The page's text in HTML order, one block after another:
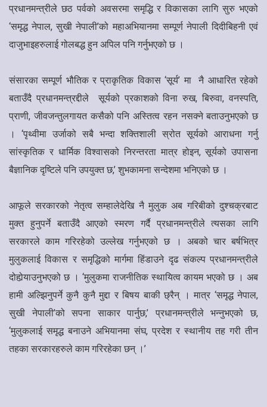
प्रधानमन्त्रीले छठ पर्वको अवसरमा समृद्धि र विकासका लागि सुरु भएको
‘समृद्ध नेपाल, सुखी नेपाली’को महाअभियानमा सम्पूर्ण नेपाली दिदीबिहनी एवं
दाजुभाइहरुलाई गोलबद्ध हुन अपिल पनि गर्नुभएको छ ।
संसारका सम्पूर्ण भौतिक र प्राकृतिक विकास ‘सूर्य’ मा नै आधारित रहेको
बताउँदै प्रधानमन्त्रद्दीले सूर्यको प्रकाशको विना रुख, बिरुवा, वनस्पति,
प्राणी, जीवजन्तुलगायत कसैको पनि अस्तित्व रहन नसक्ने बताउनुभएको छ
। ‘पृथ्वीमा उर्जाको सबै भन्दा शक्तिशाली स्रोत सूर्यको आराधना गर्नु
सांस्कृतिक र धार्मिक विश्वासको निरन्तरता मात्र होइन, सूर्यको उपासना
बैज्ञानिक दृष्टिले पनि उपयुक्त छ,’ शुभकामना सन्देशमा भनिएको छ ।
आफूले सरकारको नेतृत्व सम्हालेदेखि नै मुलुक अब गरिबीको दुश्चक्रबाट
मुक्त हुनुपर्ने बताउँदै आएको स्मरण गर्दै प्रधानमन्त्रीले त्यसका लागि
सरकारले काम गरिरहेको उल्लेख गर्नुभएको छ । अबको चार बर्षभित्र
मुलुकलाई विकास र समृद्धिको मार्गमा हिंडाउने दृढ संकल्प प्रधानमन्त्रीले
दोहोर्‍याउनुभएको छ । ‘मुलुकमा राजनीतिक स्थायित्व कायम भएको छ । अब
हामी अल्झिनुपर्ने कुनै कुनै मुद्दा र बिषय बाकी छ्रैन् । मात्र ‘समृद्ध नेपाल,
सुखी नेपाली’को सपना साकार पार्नुछ,’ प्रधानमन्त्रीले भन्नुभएको छ,
‘मुलुकलाई समृद्ध बनाउने अभियानमा संघ, प्रदेश र स्थानीय तह गरी तीन
तहका सरकारहरुले काम गरिरहेका छन् ।’